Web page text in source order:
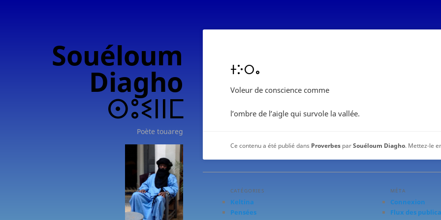
Souéloum
Diagho
ⵙⵓⵉⵏⵏⵎ
Poète touareg
ⵜⴾⵔⴰ
Voleur de conscience comme
l’ombre de l’aigle qui survole la vallée.
Ce contenu a été publié dans Proverbes parSouéloum Diagho. Mettez-le
CATÉGORIES
Keltina
Pensées
MÉTA
Connexion
Flux des